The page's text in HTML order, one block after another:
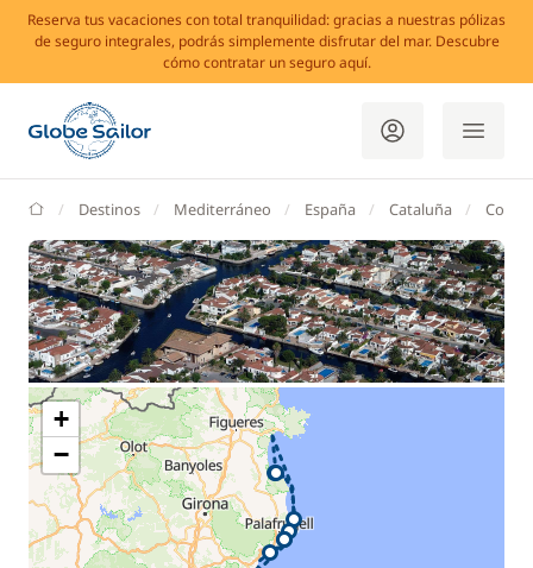
Reserva tus vacaciones con total tranquilidad: gracias a nuestras pólizas
de seguro integrales, podrás simplemente disfrutar del mar. Descubre
cómo contratar un seguro aquí.
GlobeSailor
Destinos Mediterráneo España Cataluña Costa
+
−